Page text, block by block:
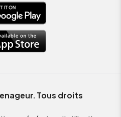
Tous droits